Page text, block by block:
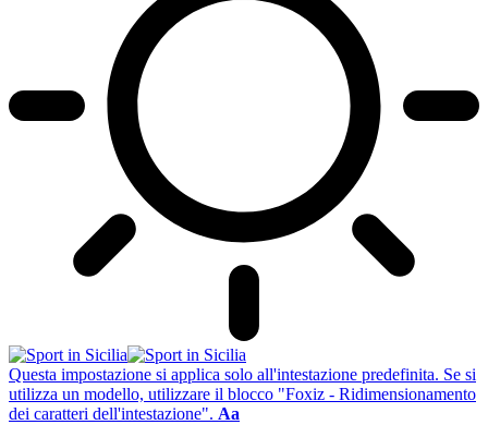
Questa impostazione si applica solo all'intestazione predefinita. Se si
utilizza un modello, utilizzare il blocco "Foxiz - Ridimensionamento
dei caratteri dell'intestazione". Aa